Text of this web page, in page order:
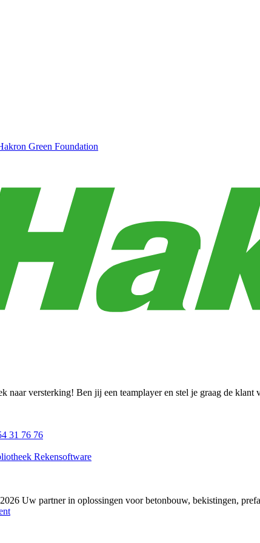
Green Foundation
naar versterking! Ben jij een teamplayer en stel je graag de
31 76 76
Rekensoftware
Uw partner in oplossingen voor betonbouw, bekistingen,